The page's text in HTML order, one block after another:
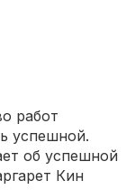
работ
успешной.
об успешной
Кин